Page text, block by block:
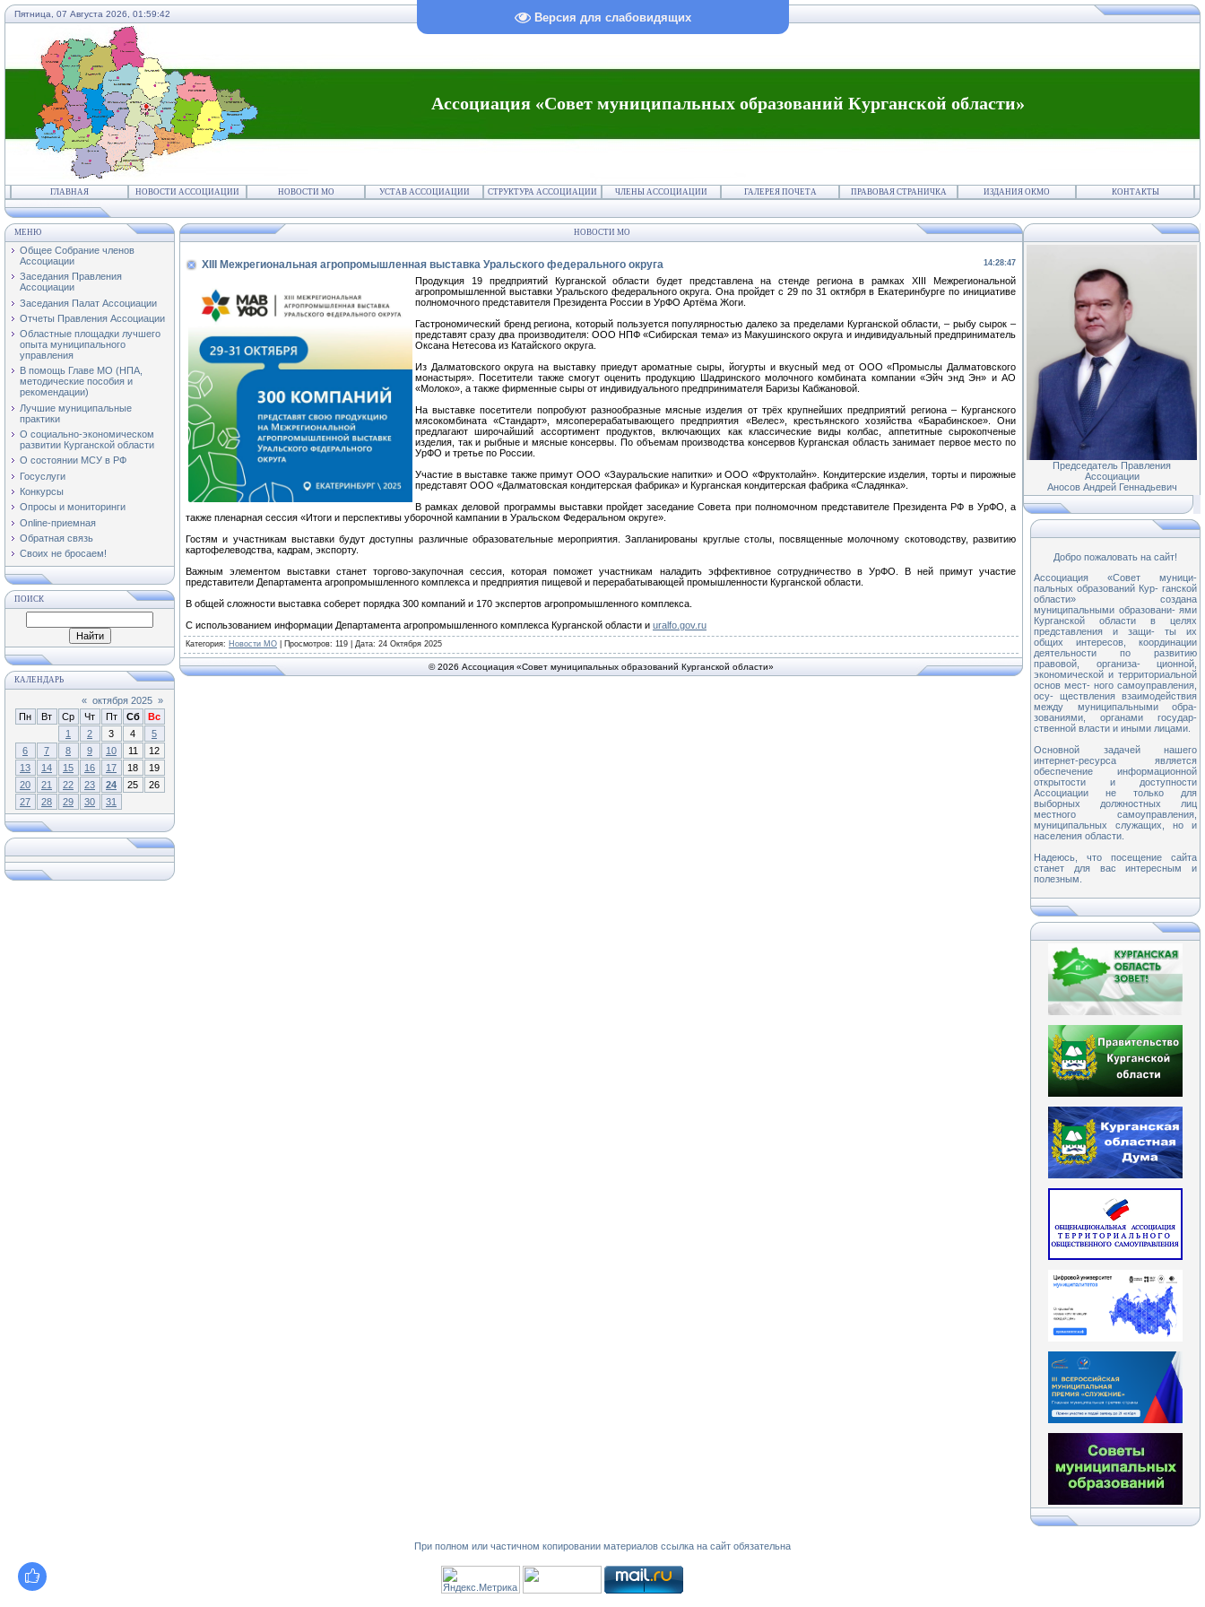
Версия для слабовидящих
Пятница, 07 Августа 2026, 01:59:42
Ассоциация «Совет муниципальных образований Курганской области»
ГЛАВНАЯ НОВОСТИ АССОЦИАЦИИ НОВОСТИ МО УСТАВ АССОЦИАЦИИ СТРУКТУРА АССОЦИАЦИИ ЧЛЕНЫ АССОЦИАЦИИ ГАЛЕРЕЯ ПОЧЕТА ПРАВОВАЯ СТРАНИЧКА ИЗДАНИЯ ОКМО КОНТАКТЫ
МЕНЮ
Общее Собрание членов
Ассоциации
Заседания Правления
Ассоциации
Заседания Палат Ассоциации
Отчеты Правления Ассоциации
Областные площадки лучшего
опыта муниципального
управления
В помощь Главе МО (НПА,
методические пособия и
рекомендации)
Лучшие муниципальные
практики
О социально-экономическом
развитии Курганской области
О состоянии МСУ в РФ
Госуслуги
Конкурсы
Опросы и мониторинги
Online-приемная
Обратная связь
Своих не бросаем!
ПОИСК
КАЛЕНДАРЬ
« октября 2025 »
Пн
Вт Ср Чт Пт Сб
Вс
1
2 3 4
5
6
7 8 9 10 11
12
13
14 15 16 17 18
19
20
21 22 23 24 25
26
27
28 29 30 31
НОВОСТИ МО
14:28:47
XIII Межрегиональная агропромышленная выставка Уральского федерального округа
Продукция 19 предприятий Курганской области будет представлена на стенде региона в рамках XIII Межрегиональной
агропромышленной выставки Уральского федерального округа. Она пройдет с 29 по 31 октября в Екатеринбурге по инициативе
полномочного представителя Президента России в УрФО Артёма Жоги.
Гастрономический бренд региона, который пользуется популярностью далеко за пределами Курганской области, – рыбу сырок –
представят сразу два производителя: ООО НПФ «Сибирская тема» из Макушинского округа и индивидуальный предприниматель
Оксана Нетесова из Катайского округа.
Из Далматовского округа на выставку приедут ароматные сыры, йогурты и вкусный мед от ООО «Промыслы Далматовского
монастыря». Посетители также смогут оценить продукцию Шадринского молочного комбината компании «Эйч энд Эн» и АО
«Молоко», а также фирменные сыры от индивидуального предпринимателя Баризы Кабжановой.
На выставке посетители попробуют разнообразные мясные изделия от трёх крупнейших предприятий региона – Курганского
мясокомбината «Стандарт», мясоперерабатывающего предприятия «Велес», крестьянского хозяйства «Барабинское». Они
предлагают широчайший ассортимент продуктов, включающих как классические виды колбас, аппетитные сырокопченые
изделия, так и рыбные и мясные консервы. По объемам производства консервов Курганская область занимает первое место по
УрФО и третье по России.
Участие в выставке также примут ООО «Зауральские напитки» и ООО «Фруктолайн». Кондитерские изделия, торты и пирожные
представят ООО «Далматовская кондитерская фабрика» и Курганская кондитерская фабрика «Сладянка».
В рамках деловой программы выставки пройдет заседание Совета при полномочном представителе Президента РФ в УрФО, а
также пленарная сессия «Итоги и перспективы уборочной кампании в Уральском Федеральном округе».
Гостям и участникам выставки будут доступны различные образовательные мероприятия. Запланированы круглые столы, посвященные молочному скотоводству, развитию
картофелеводства, кадрам, экспорту.
Важным элементом выставки станет торгово-закупочная сессия, которая поможет участникам наладить эффективное сотрудничество в УрФО. В ней примут участие
представители Департамента агропромышленного комплекса и предприятия пищевой и перерабатывающей промышленности Курганской области.
В общей сложности выставка соберет порядка 300 компаний и 170 экспертов агропромышленного комплекса.
С использованием информации Департамента агропромышленного комплекса Курганской области и uralfo.gov.ru
Категория: Новости МО Просмотров: 119 | Дата: 24 Октября 2025
© 2026 Ассоциация «Совет муниципальных образований Курганской области»
Председатель Правления
Ассоциации
Аносов Андрей Геннадьевич
Добро пожаловать на сайт!
Ассоциация «Совет муници-
пальных образований Кур- ганской
области» создана
муниципальными образовани- ями
Курганской области в целях
представления и защи- ты их
общих интересов, координации
деятельности по развитию
правовой, организа- ционной,
экономической и территориальной
основ мест- ного самоуправления,
осу- ществления взаимодействия
между муниципальными обра-
зованиями, органами государ-
ственной власти и иными лицами.
Основной задачей нашего
интернет-ресурса является
обеспечение информационной
открытости и доступности
Ассоциации не только для
выборных должностных лиц
местного самоуправления,
муниципальных служащих, но и
населения области.
Надеюсь, что посещение сайта
станет для вас интересным и
полезным.
При полном или частичном копировании материалов ссылка на сайт обязательна